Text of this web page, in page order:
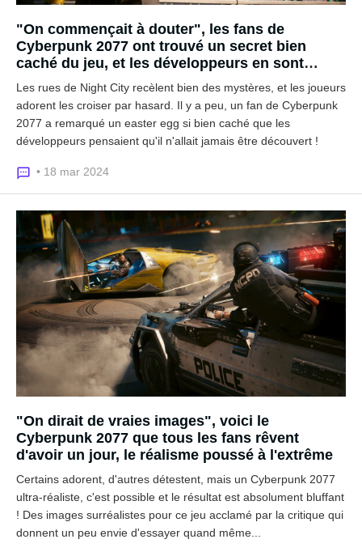
"On commençait à douter", les fans de
Cyberpunk 2077 ont trouvé un secret bien
caché du jeu, et les développeurs en sont
soulagés
Les rues de Night City recèlent bien des mystères, et les joueurs
adorent les croiser par hasard. Il y a peu, un fan de Cyberpunk
2077 a remarqué un easter egg si bien caché que les
développeurs pensaient qu'il n'allait jamais être découvert !
• 18 mar 2024
"On dirait de vraies images", voici le
Cyberpunk 2077 que tous les fans rêvent
d'avoir un jour, le réalisme poussé à l'extrême
Certains adorent, d'autres détestent, mais un Cyberpunk 2077
ultra-réaliste, c'est possible et le résultat est absolument bluffant
! Des images surréalistes pour ce jeu acclamé par la critique qui
donnent un peu envie d'essayer quand même...